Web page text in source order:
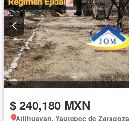
$ 240,180 MXN
Atlihuayan, Yautepec de Zaragoza